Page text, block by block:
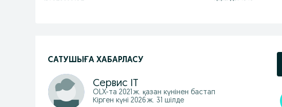
САТУШЫҒА ХАБАРЛАСУ
Сервис IT
OLX-та 2021 ж. қазан күнінен бастап
Кірген күні 2026 ж. 31 шілде